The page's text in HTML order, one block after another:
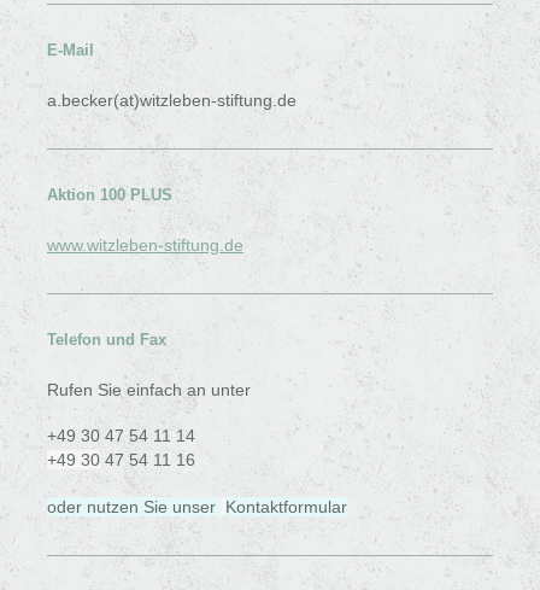
E-Mail
a.becker(at)witzleben-stiftung.de
Aktion 100 PLUS
www.witzleben-stiftung.de
Telefon und Fax
Rufen Sie einfach an unter
+49 30 47 54 11 14
+49 30 47 54 11 16
oder nutzen Sie unser Kontaktformular